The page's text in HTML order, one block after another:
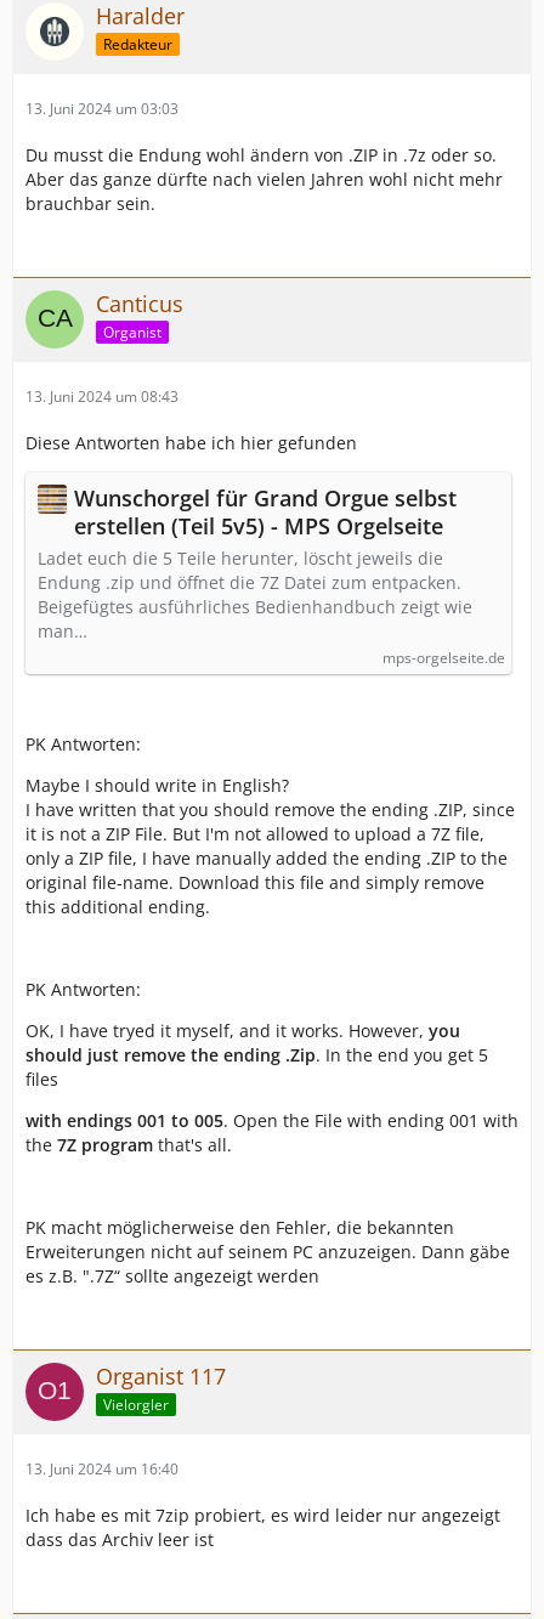
Haralder
Redakteur
13. Juni 2024 um 03:03
Du musst die Endung wohl ändern von .ZIP in .7z oder so.
Aber das ganze dürfte nach vielen Jahren wohl nicht mehr
brauchbar sein.
Canticus
Organist
13. Juni 2024 um 08:43
Diese Antworten habe ich hier gefunden
Wunschorgel für Grand Orgue selbst
erstellen (Teil 5v5) - MPS Orgelseite
Ladet euch die 5 Teile herunter, löscht jeweils die
Endung .zip und öffnet die 7Z Datei zum entpacken.
Beigefügtes ausführliches Bedienhandbuch zeigt wie
man…
mps-orgelseite.de
PK Antworten:
Maybe I should write in English?
I have written that you should remove the ending .ZIP, since
it is not a ZIP File. But I'm not allowed to upload a 7Z file,
only a ZIP file, I have manually added the ending .ZIP to the
original file-name. Download this file and simply remove
this additional ending.
PK Antworten:
OK, I have tryed it myself, and it works. However, you
should just remove the ending .Zip. In the end you get 5
files
with endings 001 to 005. Open the File with ending 001 with
the 7Z program that's all.
PK macht möglicherweise den Fehler, die bekannten
Erweiterungen nicht auf seinem PC anzuzeigen. Dann gäbe
es z.B. ".7Z“ sollte angezeigt werden
Organist 117
Vielorgler
13. Juni 2024 um 16:40
Ich habe es mit 7zip probiert, es wird leider nur angezeigt
dass das Archiv leer ist